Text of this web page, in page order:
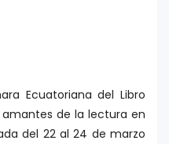
Ecuatoriana del Libro
de la lectura en
del 22 al 24 de marzo